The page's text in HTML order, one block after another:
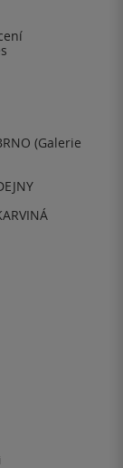
(Galerie